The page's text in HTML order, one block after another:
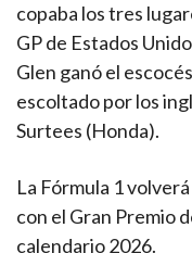
copaba los tres
GP de Estados
Glen ganó el
escoltado por los
Surtees (Honda).
La Fórmula 1
con el Gran Premio
calendario 2026.